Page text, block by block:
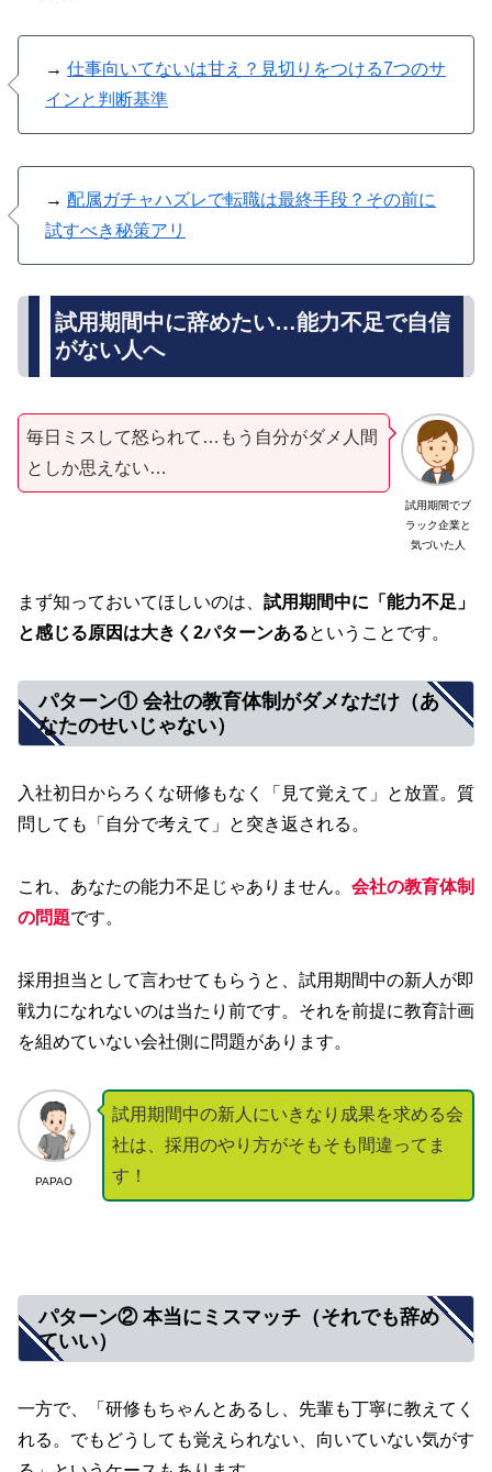
→ 仕事向いてないは甘え？見切りをつける7つのサ
インと判断基準
→ 配属ガチャハズレで転職は最終手段？その前に
試すべき秘策アリ
試用期間中に辞めたい…能力不足で自信
がない人へ
試用期間でブ
ラック企業と
気づいた人
毎日ミスして怒られて…もう自分がダメ人間
としか思えない…
まず知っておいてほしいのは、 試用期間中に「能力不足」
と感じる原因は大きく2パターンあるということです。
パターン① 会社の教育体制がダメなだけ（あ
なたのせいじゃない）
入社初日からろくな研修もなく「見て覚えて」と放置。質
問しても「自分で考えて」と突き返される。
これ、あなたの能力不足じゃありません。 会社の教育体制
の問題です。
採用担当として言わせてもらうと、試用期間中の新人が即
戦力になれないのは当たり前です。それを前提に教育計画
を組めていない会社側に問題があります。
PAPAO
試用期間中の新人にいきなり成果を求める会
社は、採用のやり方がそもそも間違ってま
す！
パターン② 本当にミスマッチ（それでも辞め
ていい）
一方で、「研修もちゃんとあるし、先輩も丁寧に教えてく
れる。でもどうしても覚えられない、向いていない気がす